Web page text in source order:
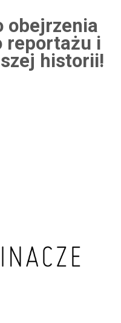
obejrzenia
reportażu i
historii!